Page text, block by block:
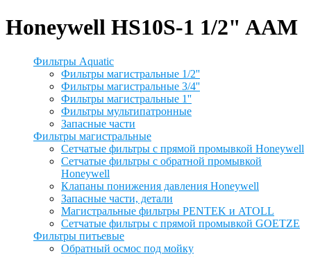
Honeywell HS10S-1 1/2" AAM
Фильтры Aquatic
Фильтры магистральные 1/2''
Фильтры магистральные 3/4''
Фильтры магистральные 1''
Фильтры мультипатронные
Запасные части
Фильтры магистральные
Сетчатые фильтры с прямой промывкой Honeywell
Сетчатые фильтры с обратной промывкой
Honeywell
Клапаны понижения давления Honeywell
Запасные части, детали
Магистральные фильтры PENTEK и ATOLL
Сетчатые фильтры с прямой промывкой GOETZE
Фильтры питьевые
Обратный осмос под мойку